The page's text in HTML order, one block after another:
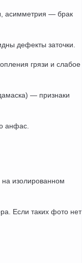
асимметрия — брак
дефекты заточки.
грязи и слабое
— признаки
анфас.
изолированном
Если таких фото нет